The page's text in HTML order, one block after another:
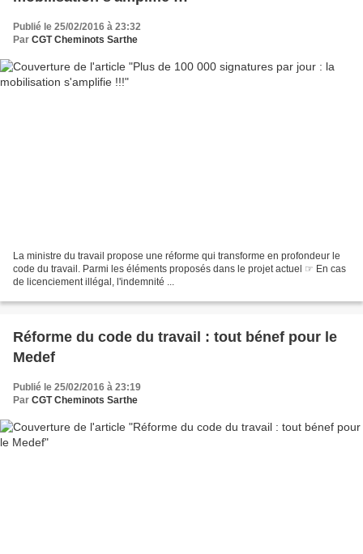
Publié le 25/02/2016 à 23:32
Par CGT Cheminots Sarthe
La ministre du travail propose une réforme qui transforme en profondeur le
code du travail. Parmi les éléments proposés dans le projet actuel ☞ En cas
de licenciement illégal, l'indemnité ...
Réforme du code du travail : tout bénef pour le
Medef
Publié le 25/02/2016 à 23:19
Par CGT Cheminots Sarthe